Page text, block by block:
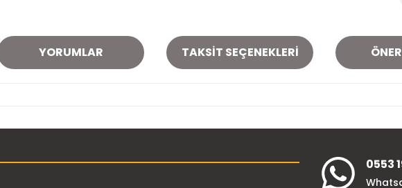
YORUMLAR TAKSIT SEÇENEKLERI
Bu ürüne ilk yorumu siz yapın! 0553